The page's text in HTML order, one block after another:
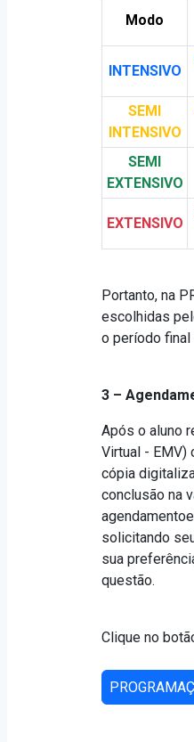
Modo
INTENSIVO
SEMI
INTENSIVO
SEMI
EXTENSIVO
EXTENSIVO
Portanto, na
escolhidas
o período final
3 –
Após o aluno
Virtual - EMV)
cópia
conclusão na
solicitando
sua
questão.
Clique no